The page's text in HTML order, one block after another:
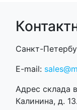
Санкт-
E-mail:
Адрес склада
Калинина, д.